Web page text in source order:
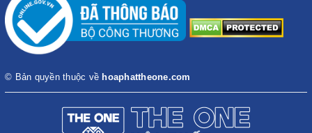
© Bản quyền thuộc về hoaphattheone.com